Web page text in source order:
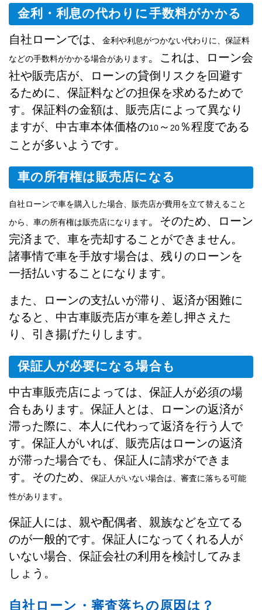
金利・利息の代わりに手数料がかかる
自社ローンでは、
金利や利息がつかない代わりに、保証料
などの手数料がかかる場合があります。これは、ローン会
社や販売店が、ローンの貸倒リスクを回避す
るために、保証料などの担保を求めるためで
す。保証料の金額は、販売店によって異なり
ますが、中古車本体価格の10 ～ 20 ％程度である
ことが多いようです。
車の所有権は販売店になる
自社ローンで車を購入した場合、販売店が費用を立て替えること
から、車の所有権は販売店になります。そのため、ローン
完済まで、車を売却することができません。
諸事情で車を手放す場合は、残りのローンを
一括払いすることになります。
また、ローンの支払いが滞り、返済が困難に
なると、中古車販売店が車を差し押さえた
り、引き揚げたりします。
保証人が必要になる場合も
中古車販売店によっては、保証人が必須の場
合もあります。保証人とは、ローンの返済が
滞った際に、本人に代わって返済を行う人で
す。保証人がいれば、販売店はローンの返済
が滞った場合でも、保証人に請求ができま
す。そのため、
保証人がいない場合は、審査に落ちる可能
性があります。
保証人には、親や配偶者、親族などを立てる
のが一般的です。保証人になってくれる人が
いない場合、保証会社の利用を検討してみま
しょう。
自社ローン・審査落ちの原因は？